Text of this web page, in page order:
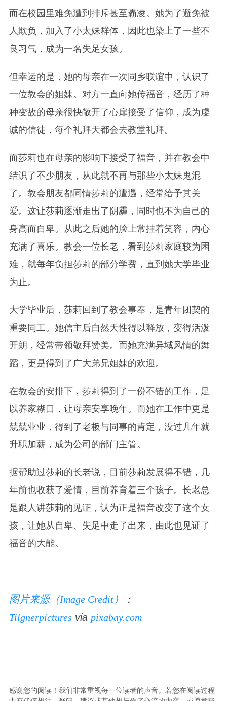
而在校园里难免遭到排斥甚至霸凌。她为了避免被
人欺负，加入了小太妹群体，因此也染上了一些不
良习气，成为一名失足女孩。
但幸运的是，她的母亲在一次同乡联谊中，认识了
一位教会的姐妹。对方一直向她传福音，经历了种
种变故的母亲很快敞开了心扉接受了信仰，成为虔
诚的信徒，每个礼拜天都会去教堂礼拜。
而莎莉也在母亲的影响下接受了福音，并在教会中
结识了不少朋友，从此就不再与那些小太妹鬼混
了。教会朋友都同情莎莉的遭遇，经常给予其关
爱。这让莎莉逐渐走出了阴霾，同时也不为自己的
身高而自卑。从此之后她的脸上常挂着笑容，内心
充满了喜乐。教会一位长老，看到莎莉家庭较为困
难，就每年负担莎莉的部分学费，直到她大学毕业
为止。
大学毕业后，莎莉回到了教会事奉，是青年团契的
重要同工。她信主后自然天性得以释放，变得活泼
开朗，经常带领敬拜赞美。而她充满异域风情的舞
蹈，更是得到了广大弟兄姐妹的欢迎。
在教会的安排下，莎莉得到了一份不错的工作，足
以养家糊口，让母亲安享晚年。而她在工作中更是
兢兢业业，得到了老板与同事的肯定，没过几年就
升职加薪，成为公司的部门主管。
据帮助过莎莉的长老说，目前莎莉发展得不错，几
年前也收获了爱情，目前养育着三个孩子。长老总
是跟人讲莎莉的见证，认为正是福音改变了这个女
孩，让她从自卑、失足中走了出来，由此也见证了
福音的大能。
图片来源（Image Credit）
：
Tilgnerpictures via pixabay.com
感谢您的阅读！我们非常重视每一位读者的声音。若您在阅读过程